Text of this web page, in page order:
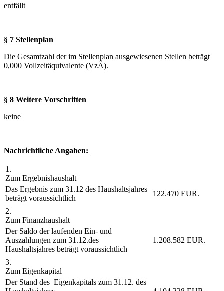
entfällt
§ 7 Stellenplan
Die Gesamtzahl der im Stellenplan ausgewiesenen Stellen beträgt
0,000 Vollzeitäquivalente (VzÄ).
§ 8 Weitere Vorschriften
keine
Nachrichtliche Angaben:
1.
Zum Ergebnishaushalt
Das Ergebnis zum 31.12 des Haushaltsjahres
beträgt voraussichtlich
122.470 EUR.
2.
Zum Finanzhaushalt
Der Saldo der laufenden Ein- und
Auszahlungen zum 31.12.des
Haushaltsjahres beträgt voraussichtlich
1.208.582 EUR.
3.
Zum Eigenkapital
Der Stand des Eigenkapitals zum 31.12. des